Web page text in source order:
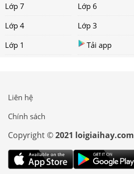
Lớp 7
Lớp 6
Lớp 4
Lớp 3
Lớp 1
Tải app
Liên hệ
Chính sách
Copyright ©2021 loigiaihay.com